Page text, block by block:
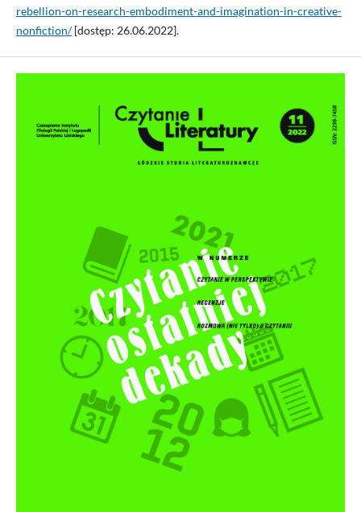
rebellion-on-research-embodiment-and-imagination-in-creative-
nonfiction/[dostęp: 26.06.2022].